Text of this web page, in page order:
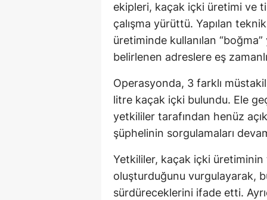
ekipleri, kaçak içki üretimi ve
çalışma yürüttü. Yapılan
üretiminde kullanılan
belirlenen adreslere eş
Operasyonda, 3 farklı
litre kaçak içki bulundu. Ele
yetkililer tarafından henüz
şüphelinin sorgulamaları
Yetkililer, kaçak içki üretiminin
oluşturduğunu vurgulayarak,
sürdüreceklerini ifade etti.